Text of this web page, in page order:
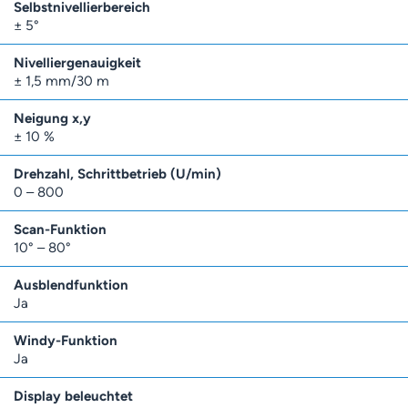
Selbstnivellierbereich
± 5°
Nivelliergenauigkeit
± 1,5 mm/30 m
Neigung x,y
± 10 %
Drehzahl, Schrittbetrieb (U/min)
0 – 800
Scan-Funktion
10° – 80°
Ausblendfunktion
Ja
Windy-Funktion
Ja
Display beleuchtet